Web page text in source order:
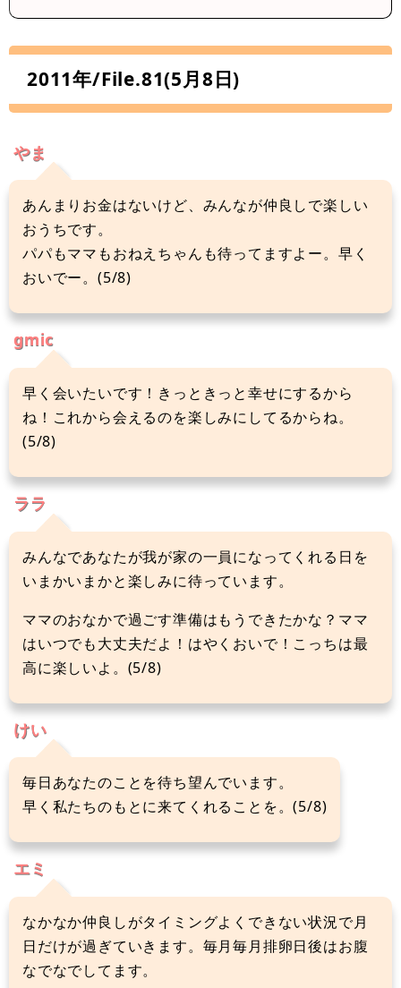
2011年/File.81(5月8日)
やま
あんまりお金はないけど、みんなが仲良しで楽しい
おうちです。
パパもママもおねえちゃんも待ってますよー。早く
おいでー。(5/8)
gmic
早く会いたいです！きっときっと幸せにするから
ね！これから会えるのを楽しみにしてるからね。
(5/8)
ララ
みんなであなたが我が家の一員になってくれる日を
いまかいまかと楽しみに待っています。
ママのおなかで過ごす準備はもうできたかな？ママ
はいつでも大丈夫だよ！はやくおいで！こっちは最
高に楽しいよ。(5/8)
けい
毎日あなたのことを待ち望んでいます。
早く私たちのもとに来てくれることを。(5/8)
エミ
なかなか仲良しがタイミングよくできない状況で月
日だけが過ぎていきます。毎月毎月排卵日後はお腹
なでなでしてます。